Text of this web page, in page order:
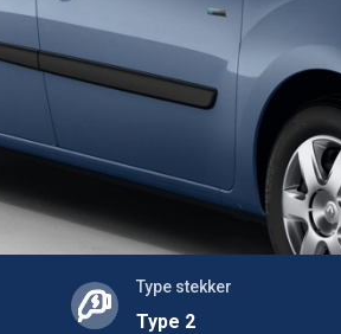
Type stekker
Type 2